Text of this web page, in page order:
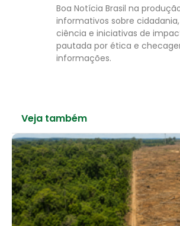
Boa Notícia Brasil na
informativos sobre
ciência e iniciativas de
pautada por ética e
informações.
Veja também